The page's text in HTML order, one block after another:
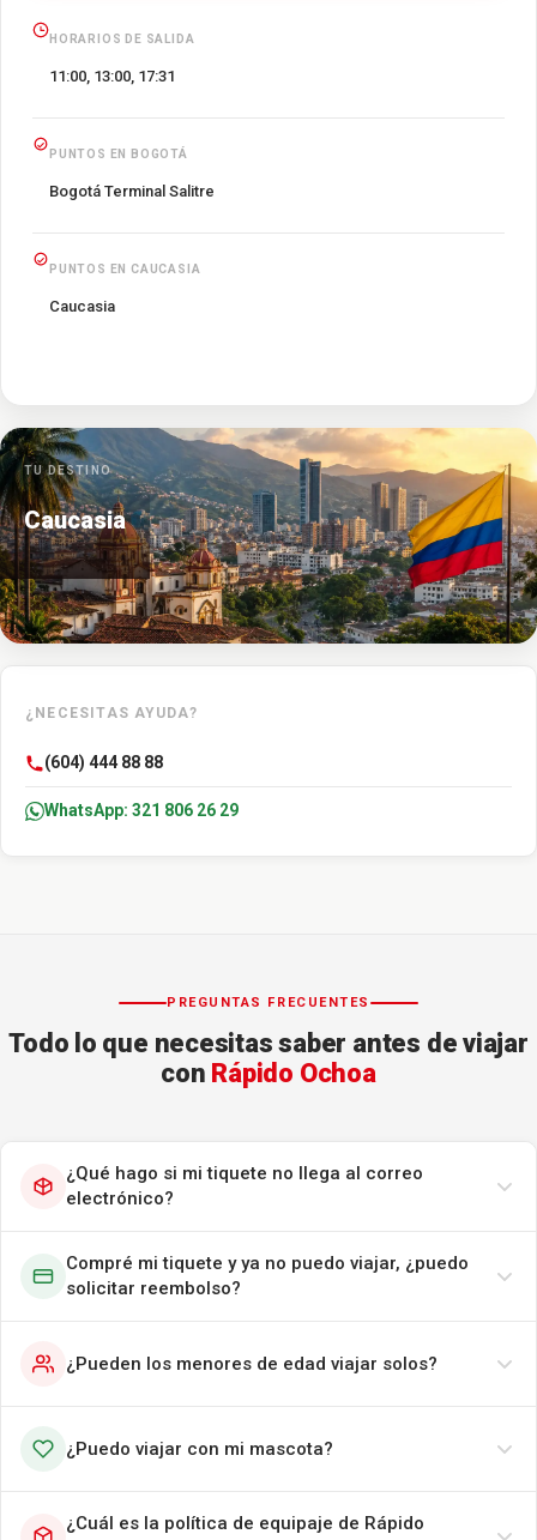
HORARIOS DE SALIDA
11:00, 13:00, 17:31
PUNTOS EN BOGOTÁ
Bogotá Terminal Salitre
PUNTOS EN CAUCASIA
Caucasia
TU DESTINO
Caucasia
¿NECESITAS AYUDA?
(604) 444 88 88
WhatsApp: 321 806 26 29
PREGUNTAS FRECUENTES
Todo lo que necesitas saber antes de viajar
con Rápido Ochoa
¿Qué hago si mi tiquete no llega al correo
electrónico?
Compré mi tiquete y ya no puedo viajar, ¿puedo
solicitar reembolso?
¿Pueden los menores de edad viajar solos?
¿Puedo viajar con mi mascota?
¿Cuál es la política de equipaje de Rápido